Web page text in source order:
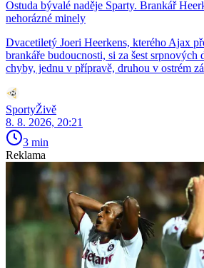
Ostuda bývalé naděje Sparty. Brankář
nehorázné minely
Dvacetiletý Joeri Heerkens, kterého Ajax
brankáře budoucnosti, si za šest srpnových
chyby, jednu v přípravě, druhou v ostrém
SportyŽivě
8. 8. 2026, 20:21
3 min
Reklama